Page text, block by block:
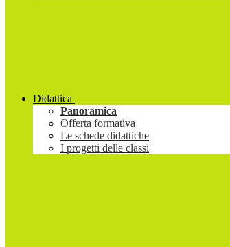
Didattica
Panoramica
Offerta formativa
Le schede didattiche
I progetti delle classi